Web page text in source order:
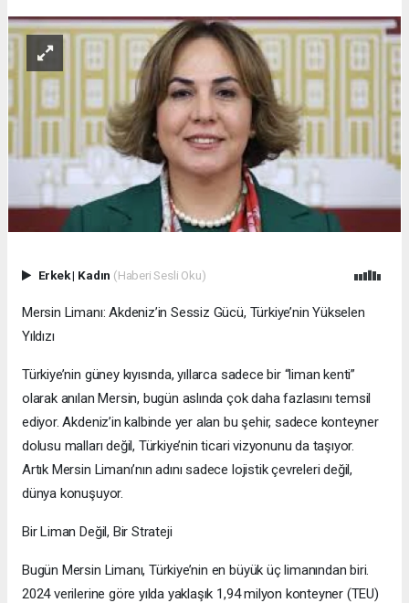
Erkek| Kadın (Haberi Sesli Oku)
Mersin Limanı: Akdeniz’in Sessiz Gücü, Türkiye’nin Yükselen
Yıldızı
Türkiye’nin güney kıyısında, yıllarca sadece bir “liman kenti”
olarak anılan Mersin, bugün aslında çok daha fazlasını temsil
ediyor. Akdeniz’in kalbinde yer alan bu şehir, sadece konteyner
dolusu malları değil, Türkiye’nin ticari vizyonunu da taşıyor.
Artık Mersin Limanı’nın adını sadece lojistik çevreleri değil,
dünya konuşuyor.
Bir Liman Değil, Bir Strateji
Bugün Mersin Limanı, Türkiye’nin en büyük üç limanından biri.
2024 verilerine göre yılda yaklaşık 1,94 milyon konteyner (TEU)